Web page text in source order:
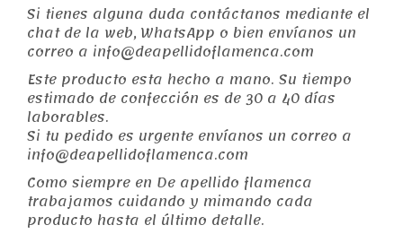
Si tienes alguna duda contáctanos mediante el
chat de la web, WhatsApp o bien envíanos un
correo a info@deapellidoflamenca.com
Este producto esta hecho a mano. Su tiempo
estimado de confección es de 30 a 40 dí­as
laborables.
Si tu pedido es urgente envíanos un correo a
info@deapellidoflamenca.com
Como siempre en De apellido flamenca
trabajamos cuidando y mimando cada
producto hasta el último detalle.